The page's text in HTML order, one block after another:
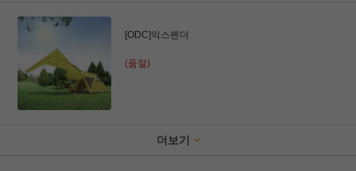
[ODC]익스펜더
(품절)
더보기